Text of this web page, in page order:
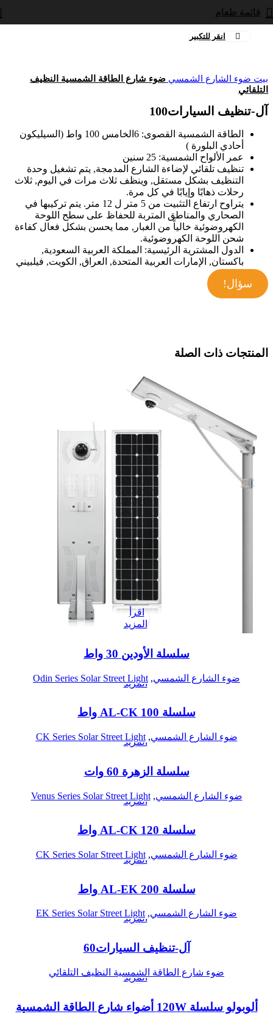
قائمة طعام
انقر للتكبير
بيت ضوء الشارع الشمسي ضوء شارع الطاقة الشمسية النظيف
التلقائي
آل-تنظيف السيارات100
الطاقة الشمسية القصوى: 6الخامس 100 واط (السيليكون
أحادي البلورة )
عمر الألواح الشمسية: 25 سنين
تنظيف تلقائي لإضاءة الشارع المدمجة, يتم تشغيل وحدة
التنظيف بشكل مستقل, وينظف ثلاث مرات في اليوم, ثلاث
رحلات ذهابًا وإيابًا في كل مرة.
يتراوح ارتفاع التثبيت من 5 متر ل 12 متر. يتم تركيبها في
الصحاري والمناطق المتربة للحفاظ على سطح اللوحة
الكهروضوئية خالياً من الغبار, مما يحسن بشكل فعال كفاءة
شحن اللوحة الكهروضوئية.
الدول المشترية الرئيسية: المملكة العربية السعودية,
باكستان, الإمارات العربية المتحدة, العراق, الكويت, فيلبيني
سؤال!
المنتجات ذات الصلة
اقرأ
المزيد
سلسلة الأودين 30 واط
ضوء الشارع الشمسي,
Odin Series Solar Street Light
المزيد
سلسلة AL-CK 100 واط
ضوء الشارع الشمسي,
CK Series Solar Street Light
المزيد
سلسلة الزهرة 60 وات
ضوء الشارع الشمسي,
Venus Series Solar Street Light
المزيد
سلسلة AL-CK 120 واط
ضوء الشارع الشمسي,
CK Series Solar Street Light
المزيد
سلسلة AL-EK 200 واط
ضوء الشارع الشمسي,
EK Series Solar Street Light
المزيد
آل-تنظيف السيارات60
ضوء شارع الطاقة الشمسية النظيف التلقائي
المزيد
ألوبولو سلسلة 120W أضواء شارع الطاقة الشمسية